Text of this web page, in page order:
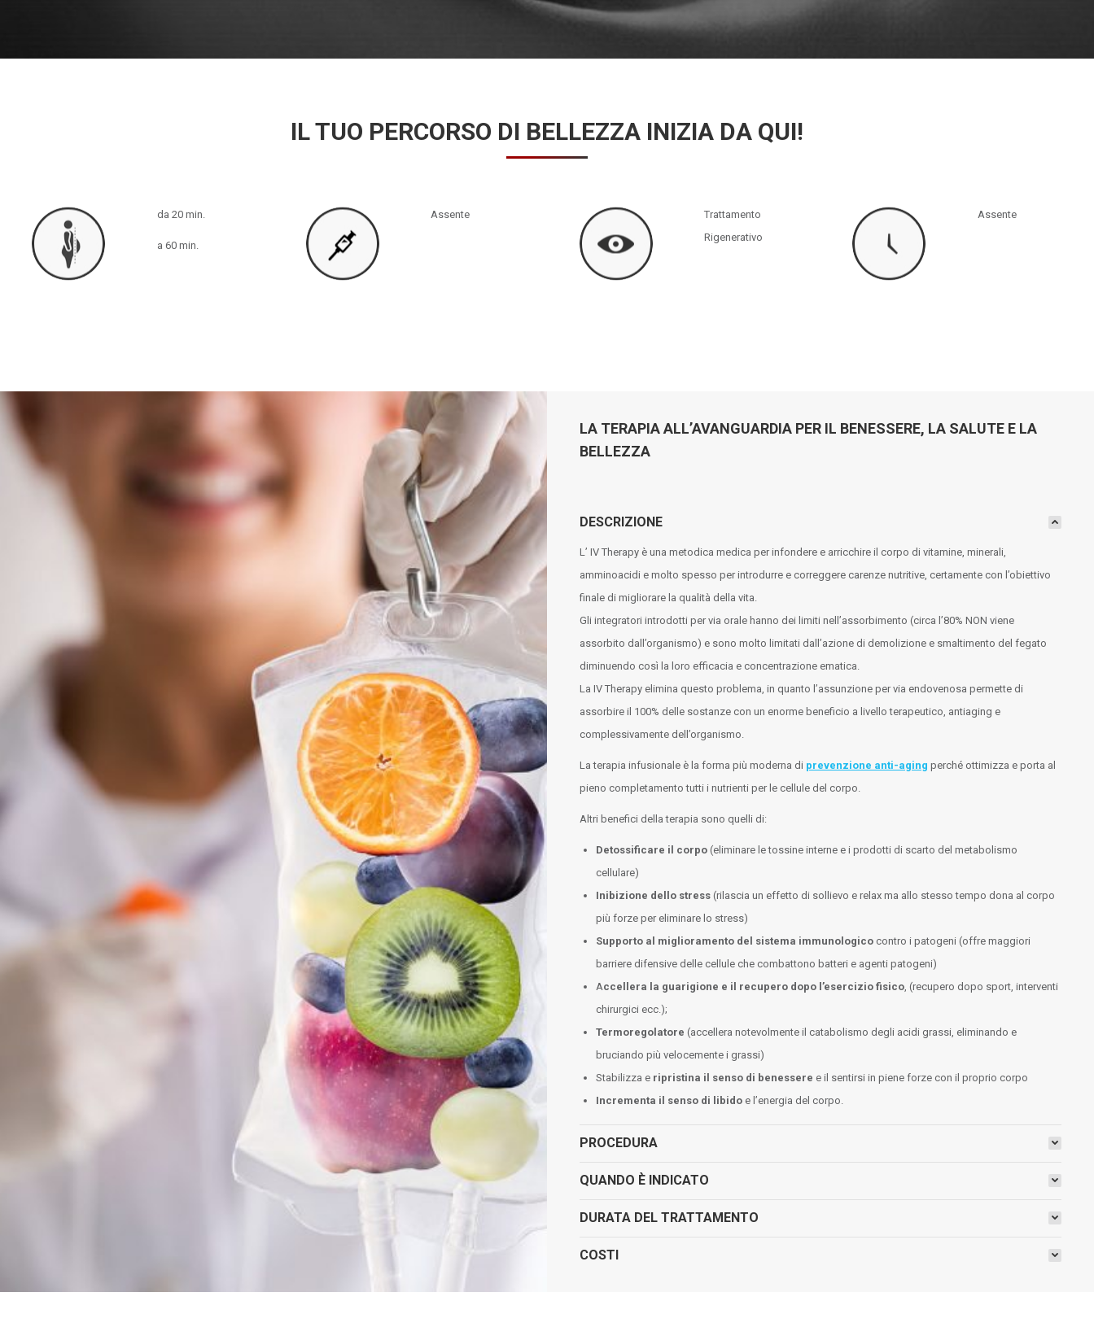
IL TUO PERCORSO DI BELLEZZA INIZIA DA QUI!
da 20 min.
a 60 min.
Assente
Trattamento
Rigenerativo
Assente
LA TERAPIA ALL’AVANGUARDIA PER IL BENESSERE, LA SALUTE E LA
BELLEZZA
DESCRIZIONE
L’ IV Therapy è una metodica medica per infondere e arricchire il corpo di vitamine, minerali,
amminoacidi e molto spesso per introdurre e correggere carenze nutritive, certamente con l’obiettivo
finale di migliorare la qualità della vita.
Gli integratori introdotti per via orale hanno dei limiti nell’assorbimento (circa l’80% NON viene
assorbito dall’organismo) e sono molto limitati dall’azione di demolizione e smaltimento del fegato
diminuendo così la loro efficacia e concentrazione ematica.
La IV Therapy elimina questo problema, in quanto l’assunzione per via endovenosa permette di
assorbire il 100% delle sostanze con un enorme beneficio a livello terapeutico, antiaging e
complessivamente dell’organismo.
La terapia infusionale è la forma più moderna di prevenzione anti-aging perché ottimizza e porta al
pieno completamento tutti i nutrienti per le cellule del corpo.
Altri benefici della terapia sono quelli di:
Detossificare il corpo (eliminare le tossine interne e i prodotti di scarto del metabolismo
cellulare)
Inibizione dello stress (rilascia un effetto di sollievo e relax ma allo stesso tempo dona al corpo
più forze per eliminare lo stress)
Supporto al miglioramento del sistema immunologico contro i patogeni (offre maggiori
barriere difensive delle cellule che combattono batteri e agenti patogeni)
Accellera la guarigione e il recupero dopo l’esercizio fisico, (recupero dopo sport, interventi
chirurgici ecc.);
Termoregolatore (accellera notevolmente il catabolismo degli acidi grassi, eliminando e
bruciando più velocemente i grassi)
Stabilizza e ripristina il senso di benessere e il sentirsi in piene forze con il proprio corpo
Incrementa il senso di libido e l’energia del corpo.
PROCEDURA
QUANDO È INDICATO
DURATA DEL TRATTAMENTO
COSTI